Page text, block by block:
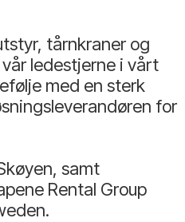
tårnkraner og
ledestjerne i vårt
med en sterk
for
samt
Rental Group